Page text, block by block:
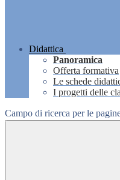
Didattica
Panoramica
Offerta formativa
Le schede
I progetti delle
Campo di ricerca per le